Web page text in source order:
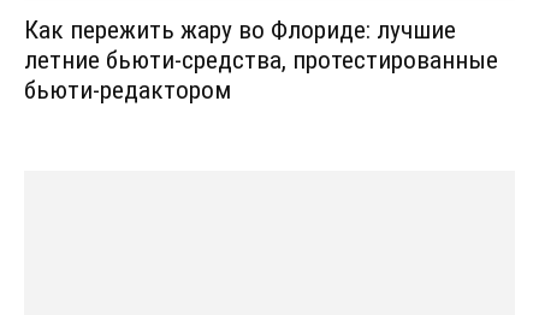
Как пережить жару во Флориде: лучшие
летние бьюти-средства, протестированные
бьюти-редактором